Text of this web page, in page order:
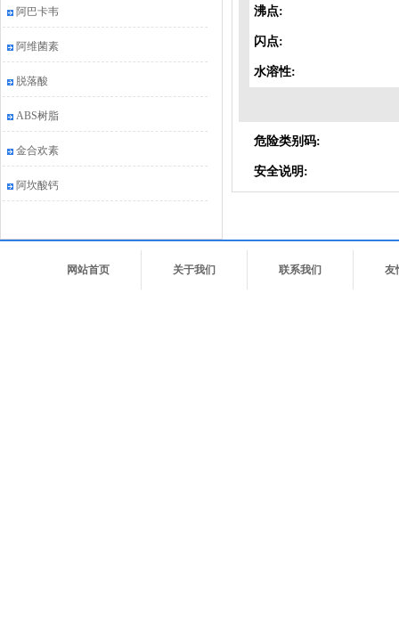
阿巴卡韦
阿维菌素
脱落酸
ABS树脂
金合欢素
阿坎酸钙
沸点:
闪点:
水溶性:
危险类别码:
安全说明:
网站首页 关于我们 联系我们 友